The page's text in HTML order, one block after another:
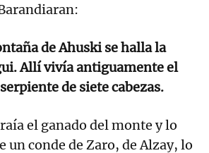
de Ahuski se halla la
Allí vivía antiguamente el
de siete cabezas.
el ganado del monte y lo
un conde de Zaro, de Alzay, lo